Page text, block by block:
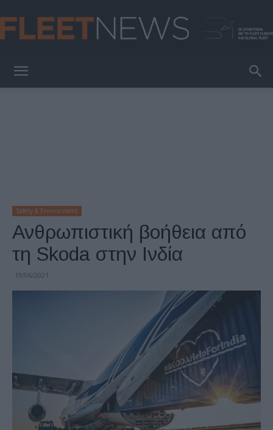
Safety & Environment
Ανθρωπιστική βοήθεια από
τη Skoda στην Ινδία
19/06/2021